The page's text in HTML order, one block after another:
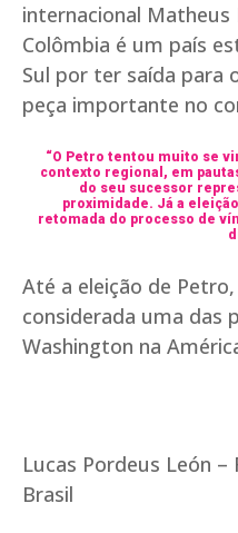
internacional
Colômbia é um país
Sul por ter saída para
peça importante no
“O Petro tentou muito se
contexto regional, em
do seu sucessor
proximidade. Já a
retomada do processo de
Até a eleição de
considerada uma das
Washington na
Lucas Pordeus León
Brasil